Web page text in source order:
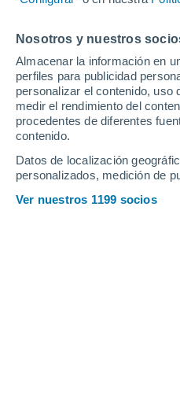
Nosotros y nuestros
Almacenar la información en
perfiles para publicidad
personalizar el contenido, uso
medir el rendimiento del
procedentes de diferentes
contenido.
Datos de localización
personalizados, medición de
Ver nuestros 1199 socios
Remontes
Profundidad